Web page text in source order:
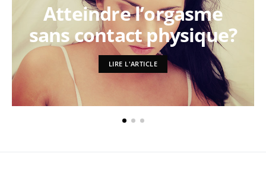
Atteindre l’orgasme
sans contact physique?
LIRE L'ARTICLE